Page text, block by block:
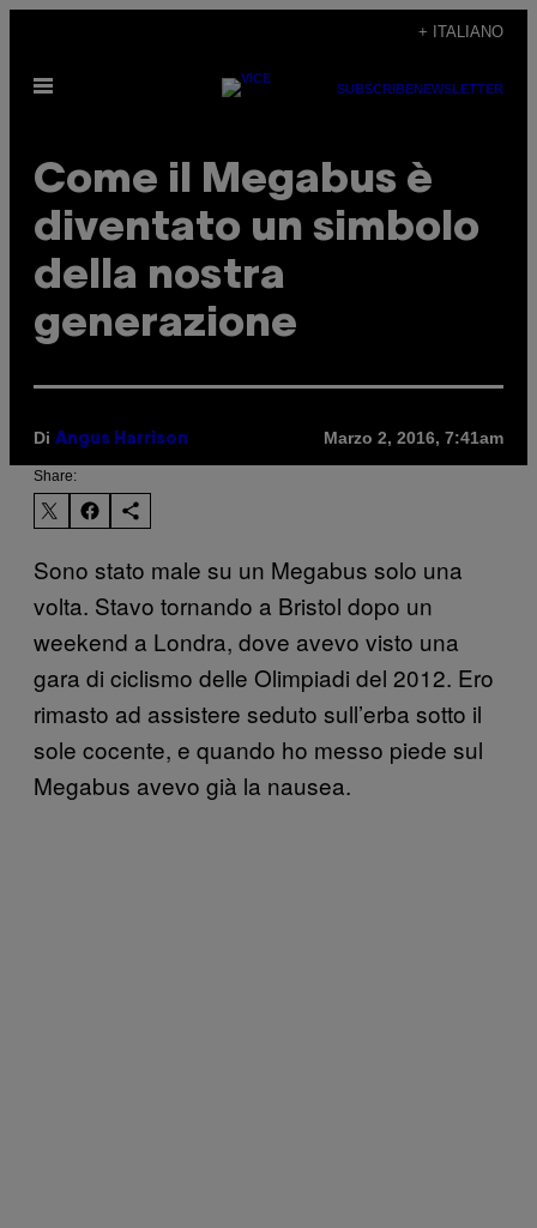
contenuto
+ ITALIANO
Apri
SUBSCRIBENEWSLETTER
Come il Megabus è
diventato un simbolo
della nostra
generazione
Di Angus Harrison Marzo 2, 2016, 7:41am
Share:
Sono stato male su un Megabus solo una
volta. Stavo tornando a Bristol dopo un
weekend a Londra, dove avevo visto una
gara di ciclismo delle Olimpiadi del 2012. Ero
rimasto ad assistere seduto sull’erba sotto il
sole cocente, e quando ho messo piede sul
Megabus avevo già la nausea.